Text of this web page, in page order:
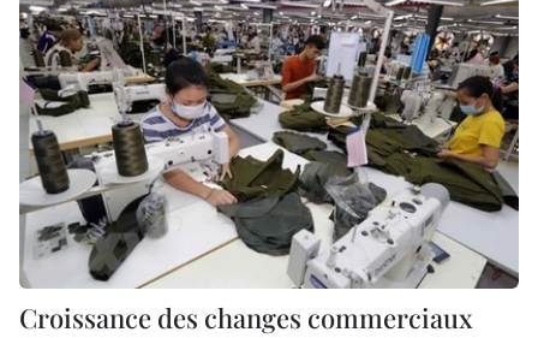
Croissance des changes commerciaux